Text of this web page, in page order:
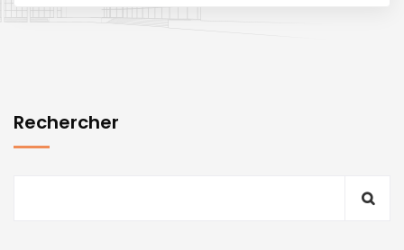
Rechercher